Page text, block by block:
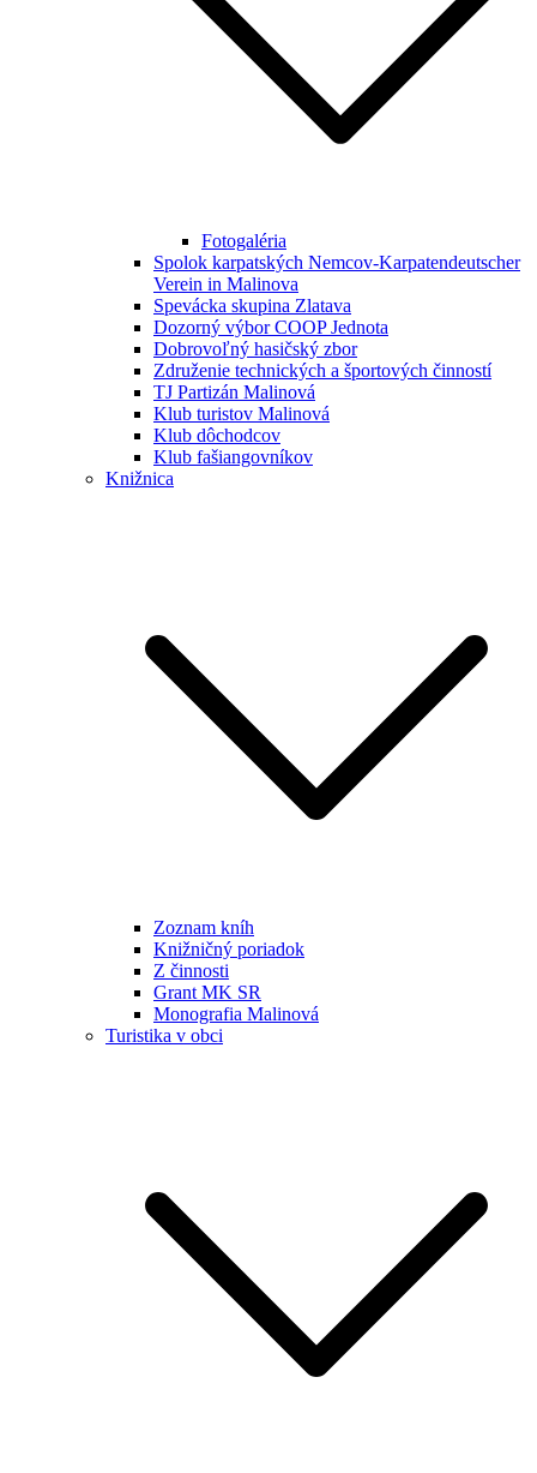
Fotogaléria
Spolok karpatských Nemcov-Karpatendeutscher
Verein in Malinova
Spevácka skupina Zlatava
Dozorný výbor COOP Jednota
Dobrovoľný hasičský zbor
Združenie technických a športových činností
TJ Partizán Malinová
Klub turistov Malinová
Klub dôchodcov
Klub fašiangovníkov
Knižnica
Zoznam kníh
Knižničný poriadok
Z činnosti
Grant MK SR
Monografia Malinová
Turistika v obci